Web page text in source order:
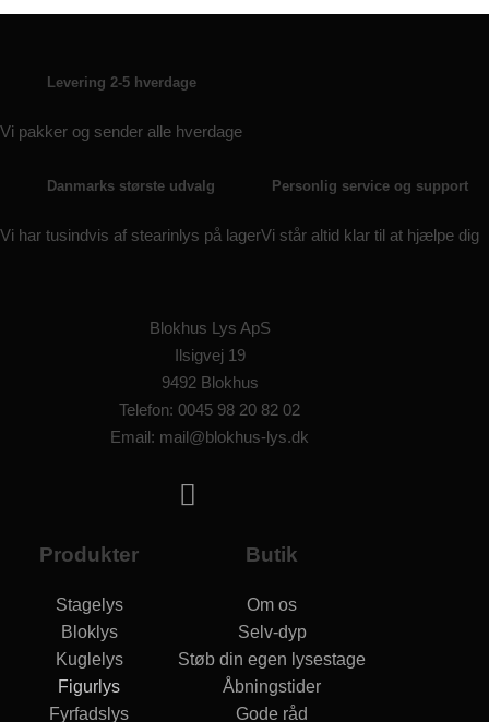
Levering 2-5 hverdage
Vi pakker og sender alle hverdage
Danmarks største udvalg
Vi har tusindvis af stearinlys på lager
Personlig service og support
Vi står altid klar til at hjælpe dig
Blokhus Lys ApS
Ilsigvej 19
9492 Blokhus
Telefon: 0045 98 20 82 02
Email: mail@blokhus-lys.dk
Produkter
Stagelys
Bloklys
Kuglelys
Figurlys
Fyrfadslys
Butik
Om os
Selv-dyp
Støb din egen lysestage
Åbningstider
Gode råd